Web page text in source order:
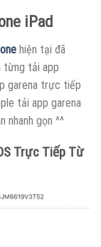
iPad
hiện tại đã
từng tải app
garena trực tiếp
tải app garena
nhanh gọn ^^
Trực Tiếp Từ